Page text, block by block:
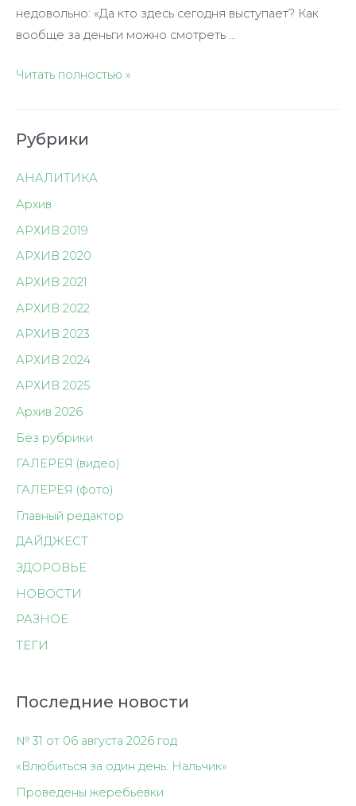
недовольно: «Да кто здесь сегодня выступает? Как
вообще за деньги можно смотреть …
Жизнь
Читать полностью »
Рубрики
АНАЛИТИКА
Архив
АРХИВ 2019
АРХИВ 2020
АРХИВ 2021
АРХИВ 2022
АРХИВ 2023
АРХИВ 2024
АРХИВ 2025
Архив 2026
Без рубрики
ГАЛЕРЕЯ (видео)
ГАЛЕРЕЯ (фото)
Главный редактор
ДАЙДЖЕСТ
ЗДОРОВЬЕ
НОВОСТИ
РАЗНОЕ
ТЕГИ
Последние новости
№ 31 от 06 августа 2026 год
«Влюбиться за один день: Нальчик»
Проведены жеребьёвки